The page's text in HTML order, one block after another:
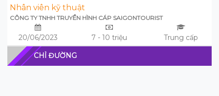
Nhân viên kỹ thuật
CÔNG TY TNHH TRUYỀN HÌNH CÁP SAIGONTOURIST
20/06/2023 7 - 10 triệu Trung cấp
CHỈ ĐƯỜNG